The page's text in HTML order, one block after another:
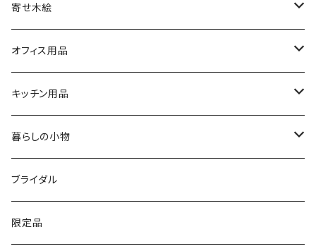
シルバーリングタイプ
シルバーリングタイプ
シルバーリングプレミアム
文字盤ツートンタイプ
寄木タイプ
プレミアムタイプ
腕時計用ディスプレイ
ふくろう時計
振り子時計
丸型・耳付き振り子時計
切り株振り子時計
掛置時計
MARU時計
寄せ木絵
ふくろう
風景
思い出
オフィス用品
USBメモリー
銘木シリーズ
アートシリーズ
ICカードケース
シンプル
窓付き
IDカードケース
窓付き
クリップボード
キッチン用品
カッティングボード
暮らしの小物
スイッチプレート
標準
表札
ブライダル
限定品